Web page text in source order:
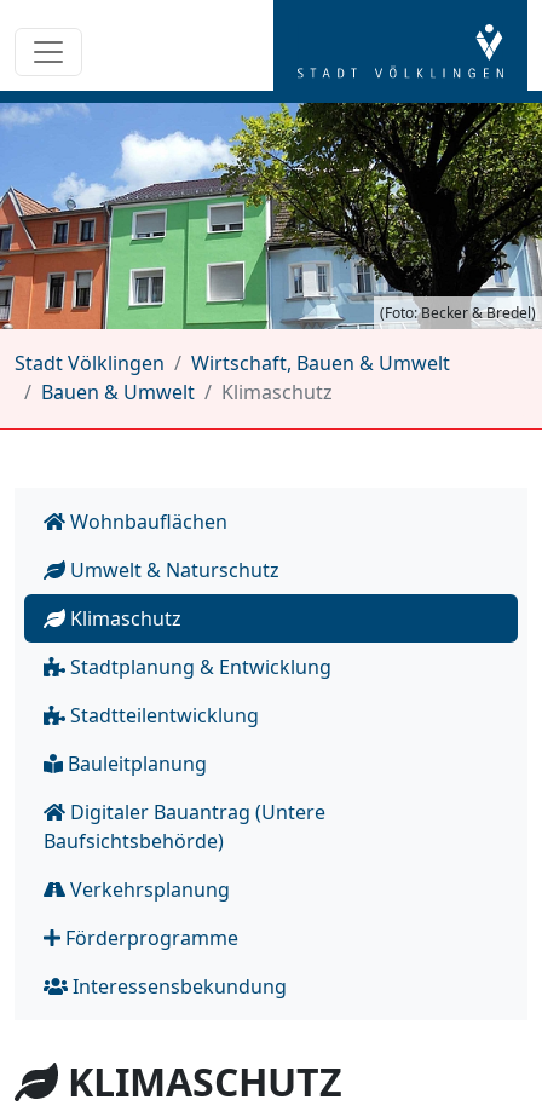
(Foto: Becker & Bredel)
Stadt Völklingen
Wirtschaft, Bauen & Umwelt
Bauen & Umwelt
Klimaschutz
Wohnbauflächen
Umwelt & Naturschutz
Klimaschutz
Stadtplanung & Entwicklung
Stadtteilentwicklung
Bauleitplanung
Digitaler Bauantrag (Untere
Baufsichtsbehörde)
Verkehrsplanung
Förderprogramme
Interessensbekundung
KLIMASCHUTZ